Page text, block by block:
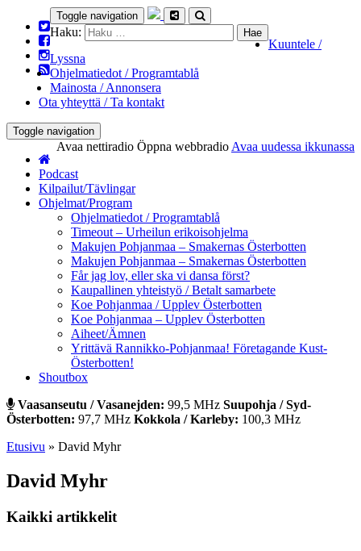
Toggle navigation
Haku:
Kuuntele /
Lyssna
Ohjelmatiedot / Programtablå
Mainosta / Annonsera
Ota yhteyttä / Ta kontakt
Toggle navigation
Avaa nettiradio Öppna webbradio Avaa uudessa ikkunassa
Podcast
Kilpailut/Tävlingar
Ohjelmat/Program
Ohjelmatiedot / Programtablå
Timeout – Urheilun erikoisohjelma
Makujen Pohjanmaa – Smakernas Österbotten
Makujen Pohjanmaa – Smakernas Österbotten
Får jag lov, eller ska vi dansa först?
Kaupallinen yhteistyö / Betalt samarbete
Koe Pohjanmaa / Upplev Österbotten
Koe Pohjanmaa – Upplev Österbotten
Aiheet/Ämnen
Yrittävä Rannikko-Pohjanmaa! Företagande Kust-
Österbotten!
Shoutbox
Vaasanseutu / Vasanejden: 99,5 MHz Suupohja / Syd-
Österbotten: 97,7 MHz Kokkola / Karleby: 100,3 MHz
Etusivu » David Myhr
David Myhr
Kaikki artikkelit